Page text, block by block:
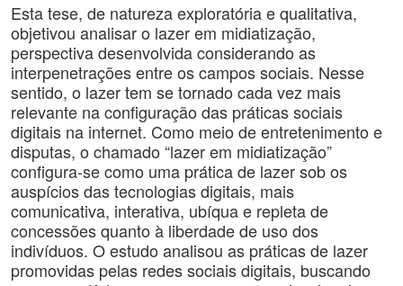
Esta tese, de natureza exploratória e qualitativa,
objetivou analisar o lazer em midiatização,
perspectiva desenvolvida considerando as
interpenetrações entre os campos sociais. Nesse
sentido, o lazer tem se tornado cada vez mais
relevante na configuração das práticas sociais
digitais na internet. Como meio de entretenimento e
disputas, o chamado “lazer em midiatização”
configura-se como uma prática de lazer sob os
auspícios das tecnologias digitais, mais
comunicativa, interativa, ubíqua e repleta de
concessões quanto à liberdade de uso dos
indivíduos. O estudo analisou as práticas de lazer
promovidas pelas redes sociais digitais, buscando